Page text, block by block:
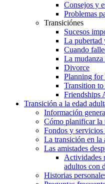
Consejos y
Problemas
Transiciónes
Sucesos
La pubertad
Cuando
La mudanza
Divorce
Planning for
Transition
Friendships
Transición a la edad
Información
Cómo planificar la
Fondos y servicios
La transición en la
Las amistades
Actividades
adultos con
Historias